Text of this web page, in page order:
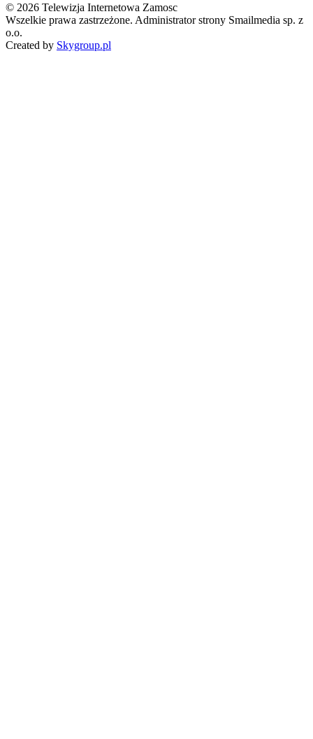
© 2026 Telewizja Internetowa Zamosc
Wszelkie prawa zastrzeżone. Administrator strony Smailmedia sp. z
o.o.
Created by Skygroup.pl